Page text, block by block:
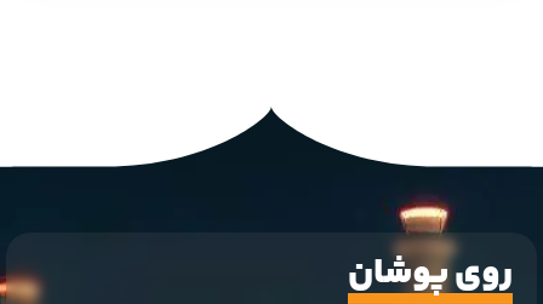
روی پوشان